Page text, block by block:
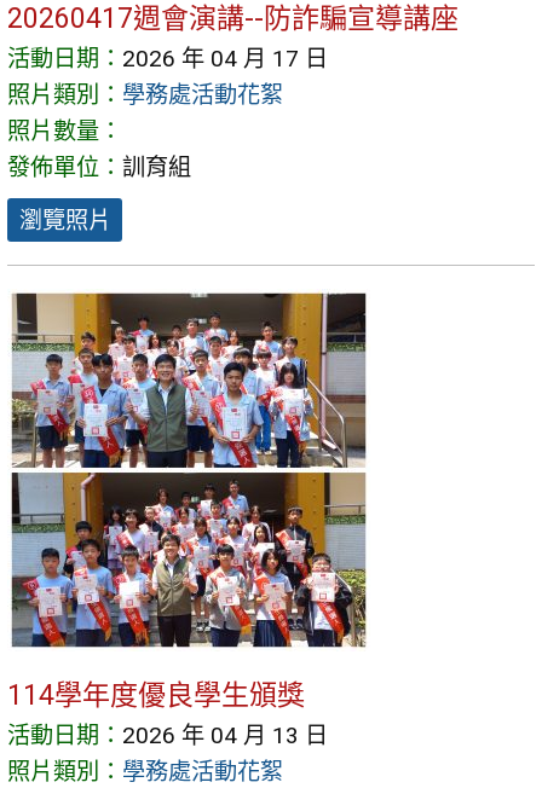
20260417週會演講--防詐騙宣導講座
活動日期： 2026 年 04 月 17 日
照片類別： 學務處活動花絮
照片數量：
發佈單位： 訓育組
瀏覽照片
114學年度優良學生頒獎
活動日期： 2026 年 04 月 13 日
照片類別： 學務處活動花絮